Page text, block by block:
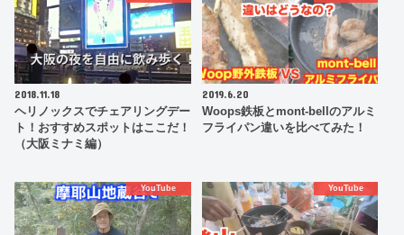
2018.11.18
ヘリノックスでチェアリングデー
ト！おすすめスポットはここだ！
（大阪ミナミ編）
2019.6.20
Woops鉄板とmont-bellのアルミ
フライパン違いを比べてみた！
YouTube YouTube